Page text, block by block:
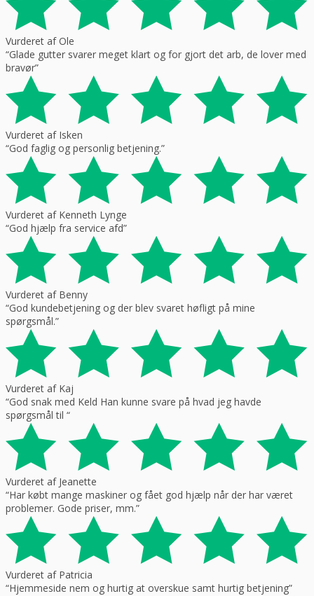
Vurderet af Ole
“Glade gutter svarer meget klart og for gjort det arb, de lover med
bravør”
Vurderet af Isken
“God faglig og personlig betjening.”
Vurderet af Kenneth Lynge
“God hjælp fra service afd”
Vurderet af Benny
“God kundebetjening og der blev svaret høfligt på mine
spørgsmål.”
Vurderet af Kaj
“God snak med Keld Han kunne svare på hvad jeg havde
spørgsmål til “
Vurderet af Jeanette
“Har købt mange maskiner og fået god hjælp når der har været
problemer. Gode priser, mm.”
Vurderet af Patricia
“Hjemmeside nem og hurtig at overskue samt hurtig betjening”